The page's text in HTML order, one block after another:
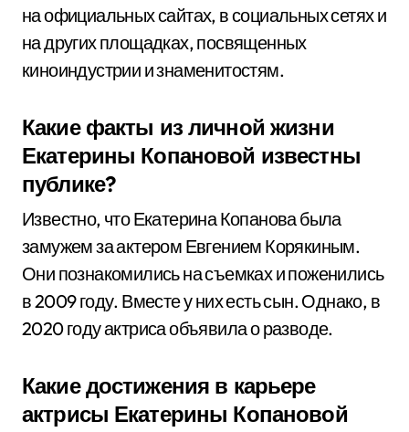
на официальных сайтах, в социальных сетях и
на других площадках, посвященных
киноиндустрии и знаменитостям.
Какие факты из личной жизни
Екатерины Копановой известны
публике?
Известно, что Екатерина Копанова была
замужем за актером Евгением Корякиным.
Они познакомились на съемках и поженились
в 2009 году. Вместе у них есть сын. Однако, в
2020 году актриса объявила о разводе.
Какие достижения в карьере
актрисы Екатерины Копановой